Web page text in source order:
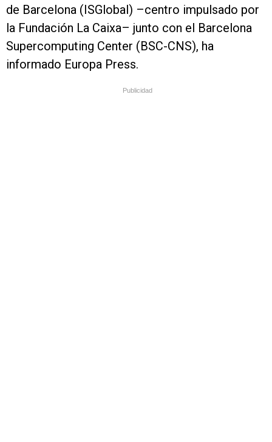
de Barcelona (ISGlobal) –centro impulsado por
la Fundación La Caixa– junto con el Barcelona
Supercomputing Center (BSC-CNS), ha
informado Europa Press.
Publicidad